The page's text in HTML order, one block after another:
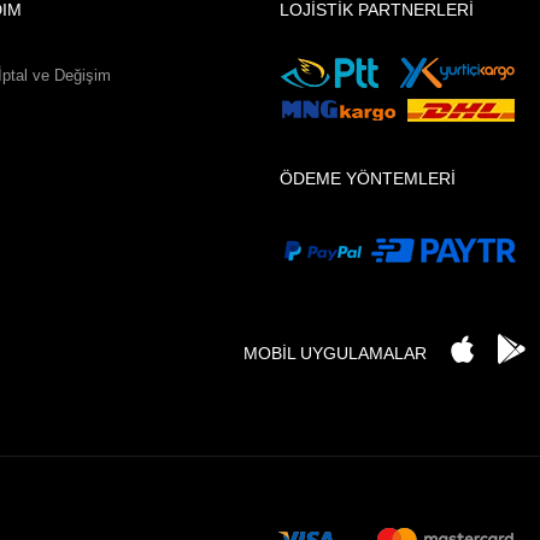
ve Değişim
LOJİSTİK PARTNERLERİ
ÖDEME YÖNTEMLERİ
MOBİL UYGULAMALAR